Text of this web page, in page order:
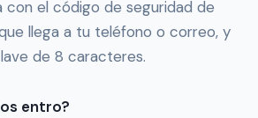
con el código de seguridad de
llega a tu teléfono o correo, y
de 8 caracteres.
entro?